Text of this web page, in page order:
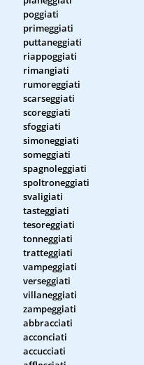
poggiati
primeggiati
puttaneggiati
riappoggiati
rimangiati
rumoreggiati
scarseggiati
scoreggiati
sfoggiati
simoneggiati
someggiati
spagnoleggiati
spoltroneggiati
svaligiati
tasteggiati
tesoreggiati
tonneggiati
tratteggiati
vampeggiati
verseggiati
villaneggiati
zampeggiati
abbracciati
acconciati
accucciati